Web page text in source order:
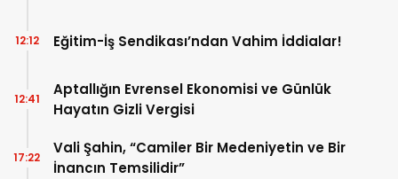
Eğitim-İş Sendikası’ndan Vahim İddialar!
12:12
Aptallığın Evrensel Ekonomisi ve Günlük
Hayatın Gizli Vergisi
12:41
Vali Şahin, “Camiler Bir Medeniyetin ve Bir
İnancın Temsilidir”
17:22